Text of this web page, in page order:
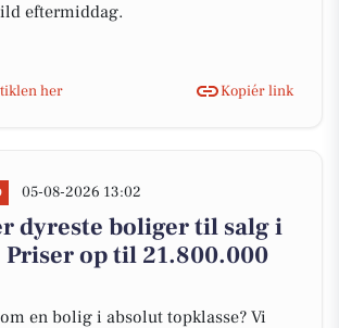
eftermiddag.
her
Kopiér link
05-08-2026 13:02
dyreste boliger til salg i
Priser op til 21.800.000
en bolig i absolut topklasse? Vi